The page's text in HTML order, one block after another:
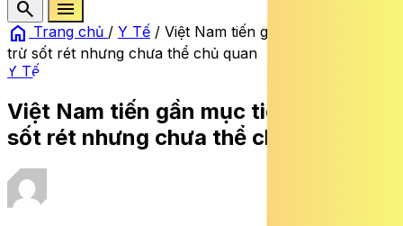
search
menu
home Trang chủ / Y Tế / Việt Nam tiến gần mục tiêu loại
trừ sốt rét nhưng chưa thể chủ quan
Y Tế
Việt Nam tiến gần mục tiêu loại trừ
sốt rét nhưng chưa thể chủ quan